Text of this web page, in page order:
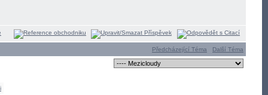
Předcházející Téma Další Téma